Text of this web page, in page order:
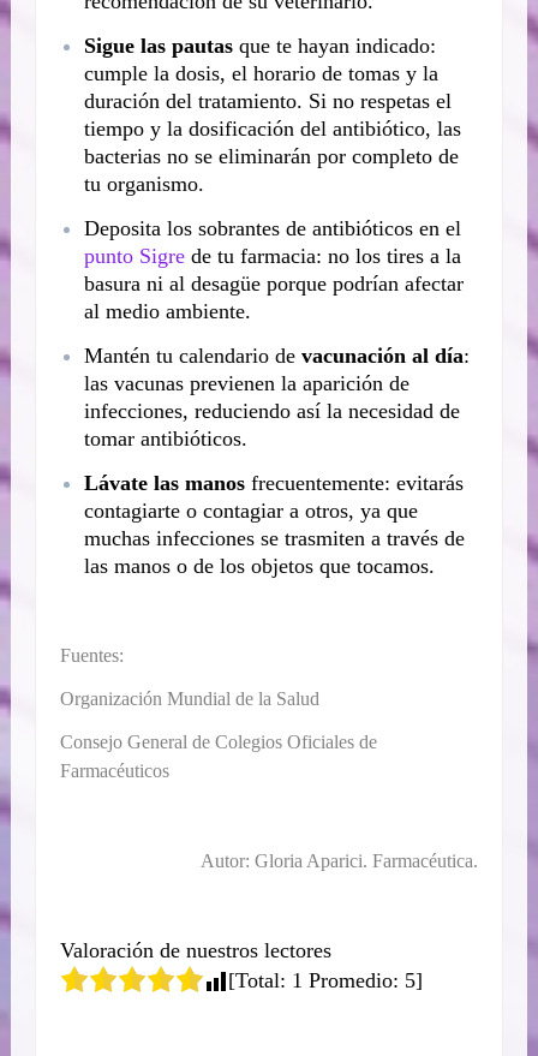
Sigue las pautasque te hayan indicado:
cumple la dosis, el horario de tomas y la
duración del tratamiento. Si no respetas el
tiempo y la dosificación del antibiótico, las
bacterias no se eliminarán por completo de
tu organismo.
Deposita los sobrantes de antibióticos en el
punto Sigrede tu farmacia: no los tires a la
basura ni al desagüe porque podrían afectar
al medio ambiente.
Mantén tu calendario de vacunación al día:
las vacunas previenen la aparición de
infecciones, reduciendo así la necesidad de
tomar antibióticos.
Lávate las manosfrecuentemente: evitarás
contagiarte o contagiar a otros, ya que
muchas infecciones se trasmiten a través de
las manos o de los objetos que tocamos.
Fuentes:
Organización Mundial de la Salud
Consejo General de Colegios Oficiales de
Farmacéuticos
Autor: Gloria Aparici. Farmacéutica.
Valoración de nuestros lectores
[Total: 1 Promedio: 5]